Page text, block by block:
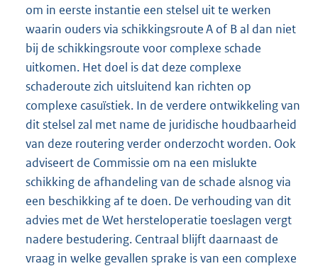
om in eerste instantie een stelsel uit te werken
waarin ouders via schikkingsroute A of B al dan niet
bij de schikkingsroute voor complexe schade
uitkomen. Het doel is dat deze complexe
schaderoute zich uitsluitend kan richten op
complexe casuïstiek. In de verdere ontwikkeling van
dit stelsel zal met name de juridische houdbaarheid
van deze routering verder onderzocht worden. Ook
adviseert de Commissie om na een mislukte
schikking de afhandeling van de schade alsnog via
een beschikking af te doen. De verhouding van dit
advies met de Wet hersteloperatie toeslagen vergt
nadere bestudering. Centraal blijft daarnaast de
vraag in welke gevallen sprake is van een complexe